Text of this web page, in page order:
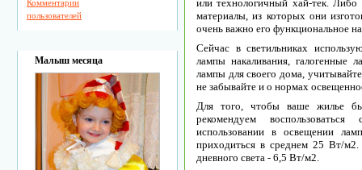
Комментарии
пользователей
Малыш месяца
или технологичный хай-тек.
материалы, из которых они
очень важно его функциональное
Сейчас в светильниках
лампы накаливания,
лампы для своего дома,
не забывайте и о нормах
Для того, чтобы ваше жилье
рекомендуем
использовании в освещении
приходиться в среднем 25 Вт/
дневного света - 6,5 Вт/м2.